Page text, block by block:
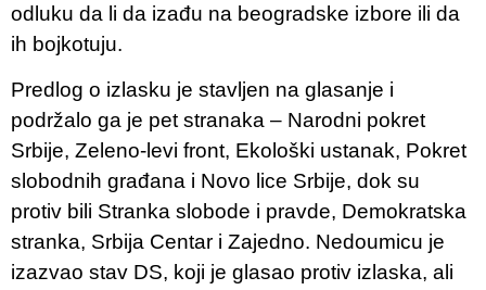
odluku da li da izađu na beogradske izbore ili da
ih bojkotuju.
Predlog o izlasku je stavljen na glasanje i
podržalo ga je pet stranaka – Narodni pokret
Srbije, Zeleno-levi front, Ekološki ustanak, Pokret
slobodnih građana i Novo lice Srbije, dok su
protiv bili Stranka slobode i pravde, Demokratska
stranka, Srbija Centar i Zajedno. Nedoumicu je
izazvao stav DS, koji je glasao protiv izlaska, ali